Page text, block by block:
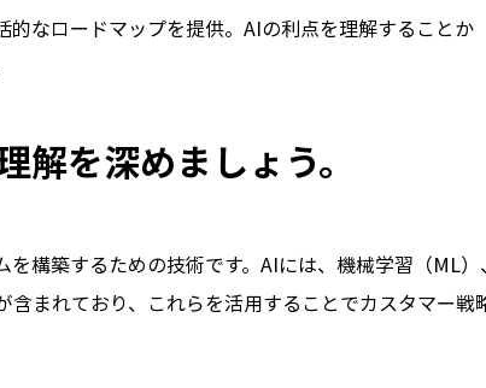
なロードマップを提供。AIの利点を理解することか
解を深めましょう。
構築するための技術です。AIには、機械学習（ML）
まれており、これらを活用することでカスタマー戦